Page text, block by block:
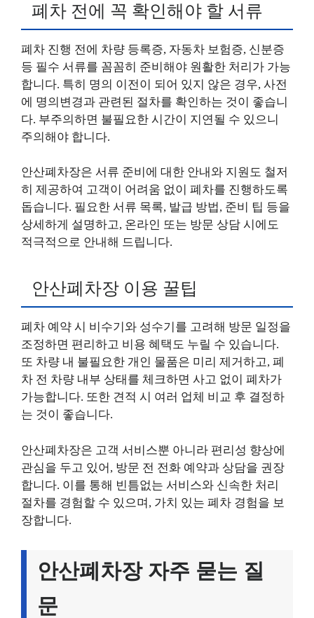
폐차 전에 꼭 확인해야 할 서류
폐차 진행 전에 차량 등록증, 자동차 보험증, 신분증
등 필수 서류를 꼼꼼히 준비해야 원활한 처리가 가능
합니다. 특히 명의 이전이 되어 있지 않은 경우, 사전
에 명의변경과 관련된 절차를 확인하는 것이 좋습니
다. 부주의하면 불필요한 시간이 지연될 수 있으니
주의해야 합니다.
안산폐차장은 서류 준비에 대한 안내와 지원도 철저
히 제공하여 고객이 어려움 없이 폐차를 진행하도록
돕습니다. 필요한 서류 목록, 발급 방법, 준비 팁 등을
상세하게 설명하고, 온라인 또는 방문 상담 시에도
적극적으로 안내해 드립니다.
안산폐차장 이용 꿀팁
폐차 예약 시 비수기와 성수기를 고려해 방문 일정을
조정하면 편리하고 비용 혜택도 누릴 수 있습니다.
또 차량 내 불필요한 개인 물품은 미리 제거하고, 폐
차 전 차량 내부 상태를 체크하면 사고 없이 폐차가
가능합니다. 또한 견적 시 여러 업체 비교 후 결정하
는 것이 좋습니다.
안산폐차장은 고객 서비스뿐 아니라 편리성 향상에
관심을 두고 있어, 방문 전 전화 예약과 상담을 권장
합니다. 이를 통해 빈틈없는 서비스와 신속한 처리
절차를 경험할 수 있으며, 가치 있는 폐차 경험을 보
장합니다.
안산폐차장 자주 묻는 질
문